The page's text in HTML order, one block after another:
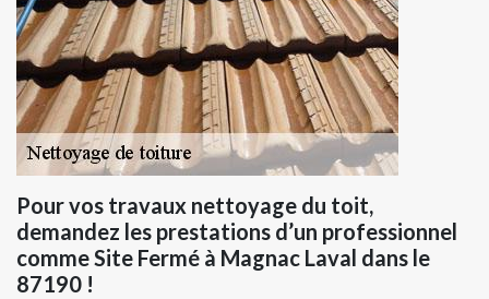
Pour vos travaux nettoyage du toit,
demandez les prestations d’un professionnel
comme Site Fermé à Magnac Laval dans le
87190 !